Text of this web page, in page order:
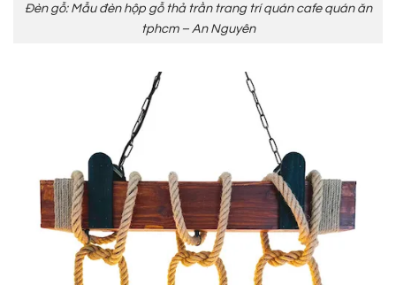
Đèn gỗ: Mẫu đèn hộp gỗ thả trần trang trí quán cafe quán ăn
tphcm – An Nguyên